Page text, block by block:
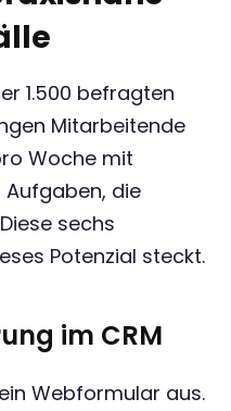
1.500 befragten
Mitarbeitende
Woche mit
die
sechs
Potenzial steckt.
im CRM
Webformular aus.